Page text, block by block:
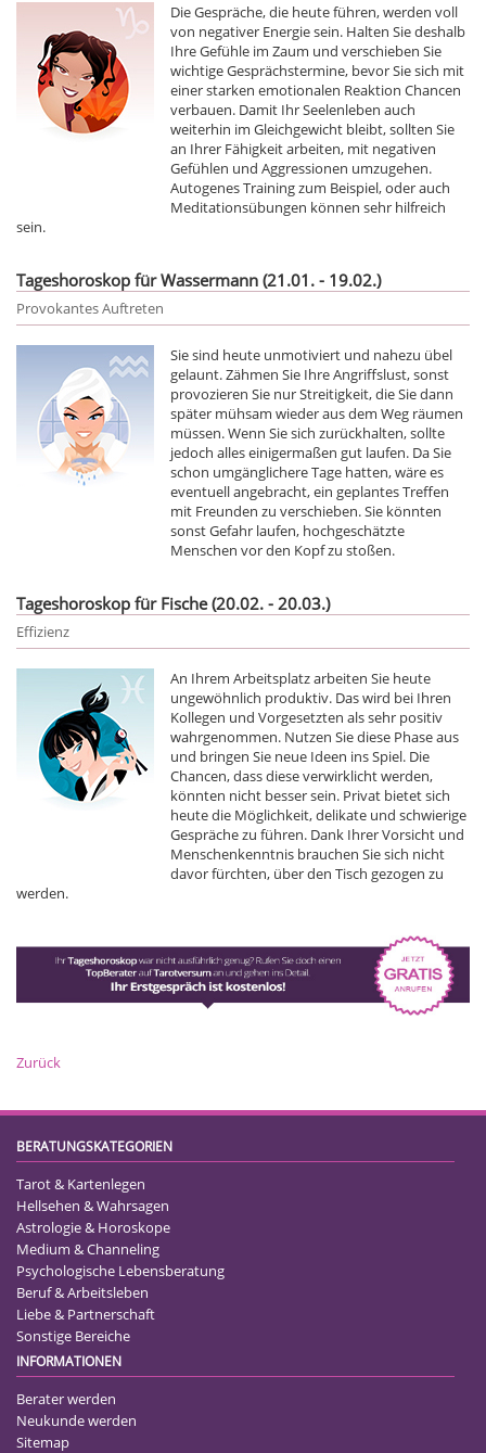
Die Gespräche, die heute führen, werden voll
von negativer Energie sein. Halten Sie deshalb
Ihre Gefühle im Zaum und verschieben Sie
wichtige Gesprächstermine, bevor Sie sich mit
einer starken emotionalen Reaktion Chancen
verbauen. Damit Ihr Seelenleben auch
weiterhin im Gleichgewicht bleibt, sollten Sie
an Ihrer Fähigkeit arbeiten, mit negativen
Gefühlen und Aggressionen umzugehen.
Autogenes Training zum Beispiel, oder auch
Meditationsübungen können sehr hilfreich
sein.
Tageshoroskop für Wassermann (21.01. - 19.02.)
Provokantes Auftreten
Sie sind heute unmotiviert und nahezu übel
gelaunt. Zähmen Sie Ihre Angriffslust, sonst
provozieren Sie nur Streitigkeit, die Sie dann
später mühsam wieder aus dem Weg räumen
müssen. Wenn Sie sich zurückhalten, sollte
jedoch alles einigermaßen gut laufen. Da Sie
schon umgänglichere Tage hatten, wäre es
eventuell angebracht, ein geplantes Treffen
mit Freunden zu verschieben. Sie könnten
sonst Gefahr laufen, hochgeschätzte
Menschen vor den Kopf zu stoßen.
Tageshoroskop für Fische (20.02. - 20.03.)
Effizienz
An Ihrem Arbeitsplatz arbeiten Sie heute
ungewöhnlich produktiv. Das wird bei Ihren
Kollegen und Vorgesetzten als sehr positiv
wahrgenommen. Nutzen Sie diese Phase aus
und bringen Sie neue Ideen ins Spiel. Die
Chancen, dass diese verwirklicht werden,
könnten nicht besser sein. Privat bietet sich
heute die Möglichkeit, delikate und schwierige
Gespräche zu führen. Dank Ihrer Vorsicht und
Menschenkenntnis brauchen Sie sich nicht
davor fürchten, über den Tisch gezogen zu
werden.
Zurück
BERATUNGSKATEGORIEN
Tarot & Kartenlegen
Hellsehen & Wahrsagen
Astrologie & Horoskope
Medium & Channeling
Psychologische Lebensberatung
Beruf & Arbeitsleben
Liebe & Partnerschaft
Sonstige Bereiche
INFORMATIONEN
Berater werden
Neukunde werden
Sitemap